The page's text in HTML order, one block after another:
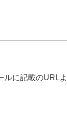
に記載のURLよ